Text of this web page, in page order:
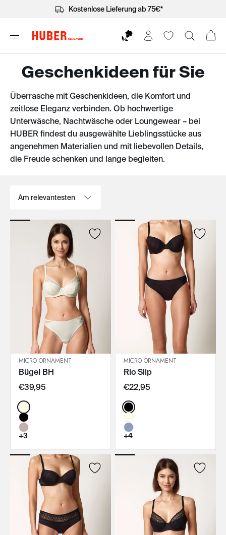
Kostenlose Lieferung ab 75€*
Geschenkideen für Sie
Überrasche mit Geschenkideen, die Komfort und
zeitlose Eleganz verbinden. Ob hochwertige
Unterwäsche, Nachtwäsche oder Loungewear – bei
HUBER findest du ausgewählte Lieblingsstücke aus
angenehmen Materialien und mit liebevollen Details,
die Freude schenken und lange begleiten.
IN DEN WARENKORB
MICRO ORNAMENT
Bügel BH
€39,95
Color:
+3
IN DEN WARENKORB
MICRO ORNAMENT
Rio Slip
€22,95
Color:
+4